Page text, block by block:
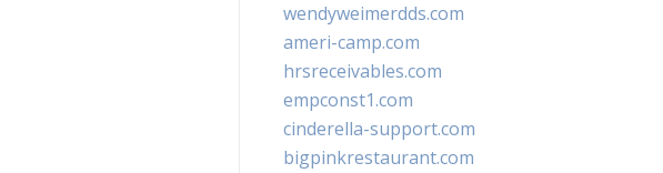
wendyweimerdds.com
ameri-camp.com
hrsreceivables.com
empconst1.com
cinderella-support.com
bigpinkrestaurant.com